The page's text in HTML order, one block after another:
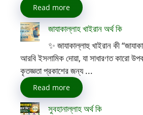
Read more
জাযাকাল্লাহ খাইরান অর্থ কি
✨ জাযাকাল্লাহু খাইরান কী
আরবি ইসলামিক দোয়া, যা সাধারণত কারো
কৃতজ্ঞতা প্রকাশের জন্য ...
Read more
সুবহানাল্লাহ অর্থ কি